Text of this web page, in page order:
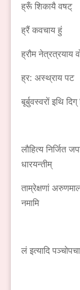
ह्रूँ शिकायै वषट्
ह्रैं कवचाय हुं
ह्रौम नेत्रत्रयाय
ह्र: अस्थ्राय पट
बूर्बुवस्वरों इथि
लौहित्य निर्जित
धारयन्तीम्
ताम्रेक्षणां
नमामि
लं इत्यादि